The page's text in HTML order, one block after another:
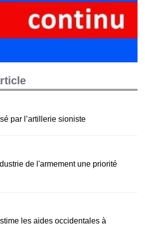
par l’artillerie sioniste
de l'armement une priorité
les aides occidentales à